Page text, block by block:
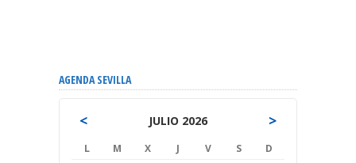
AGENDA SEVILLA
< JULIO 2026 >
L M X J V S D